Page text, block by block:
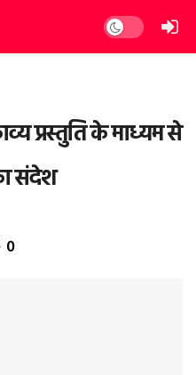
Dark mode
प्रस्तुति के माध्यम से
संदेश
0